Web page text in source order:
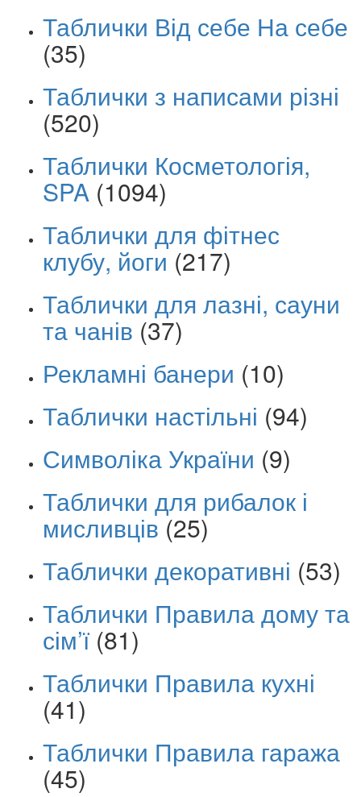
Таблички Від себе На себе
(35)
Таблички з написами різні
(520)
Таблички Косметологія,
SPA (1094)
Таблички для фітнес
клубу, йоги (217)
Таблички для лазні, сауни
та чанів (37)
Рекламні банери (10)
Таблички настільні (94)
Символіка України (9)
Таблички для рибалок і
мисливців (25)
Таблички декоративні (53)
Таблички Правила дому та
сім’ї (81)
Таблички Правила кухні
(41)
Таблички Правила гаража
(45)